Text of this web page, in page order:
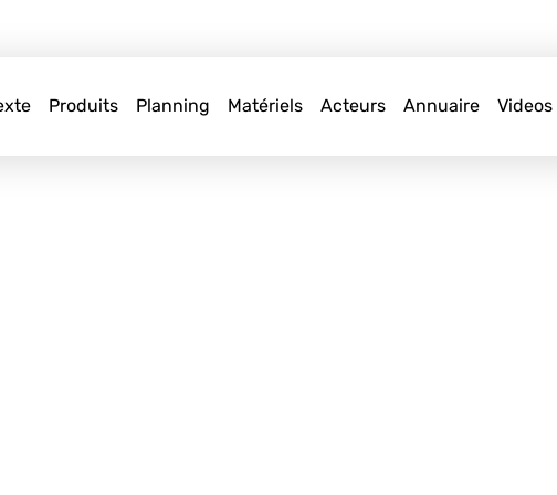
Produits Planning Matériels Acteurs Annuaire Videos